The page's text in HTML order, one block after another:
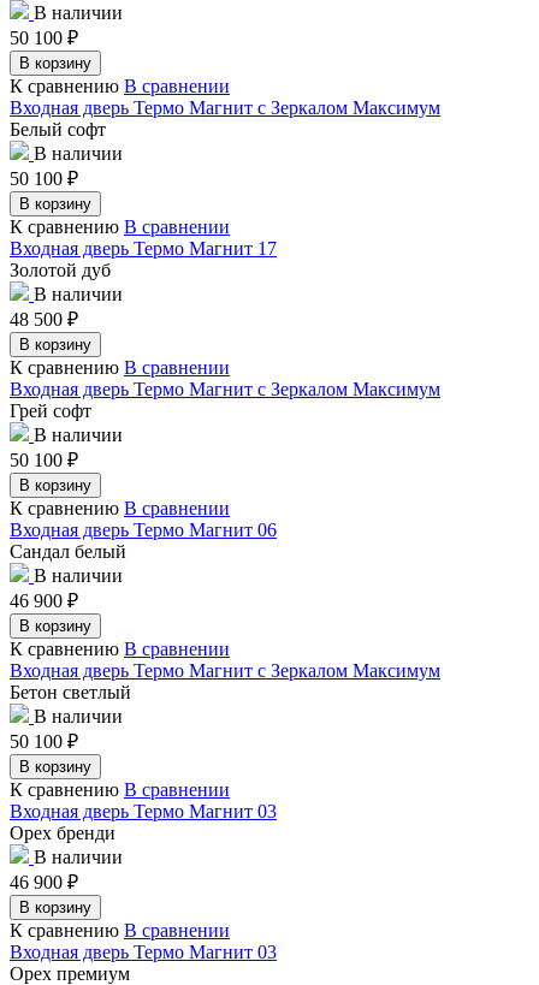
В наличии
50 100 ₽
В корзину
К сравнению В сравнении
Входная дверь Термо Магнит с Зеркалом Максимум
Белый софт
В наличии
50 100 ₽
В корзину
К сравнению В сравнении
Входная дверь Термо Магнит 17
Золотой дуб
В наличии
48 500 ₽
В корзину
К сравнению В сравнении
Входная дверь Термо Магнит с Зеркалом Максимум
Грей софт
В наличии
50 100 ₽
В корзину
К сравнению В сравнении
Входная дверь Термо Магнит 06
Сандал белый
В наличии
46 900 ₽
В корзину
К сравнению В сравнении
Входная дверь Термо Магнит с Зеркалом Максимум
Бетон светлый
В наличии
50 100 ₽
В корзину
К сравнению В сравнении
Входная дверь Термо Магнит 03
Орех бренди
В наличии
46 900 ₽
В корзину
К сравнению В сравнении
Входная дверь Термо Магнит 03
Орех премиум